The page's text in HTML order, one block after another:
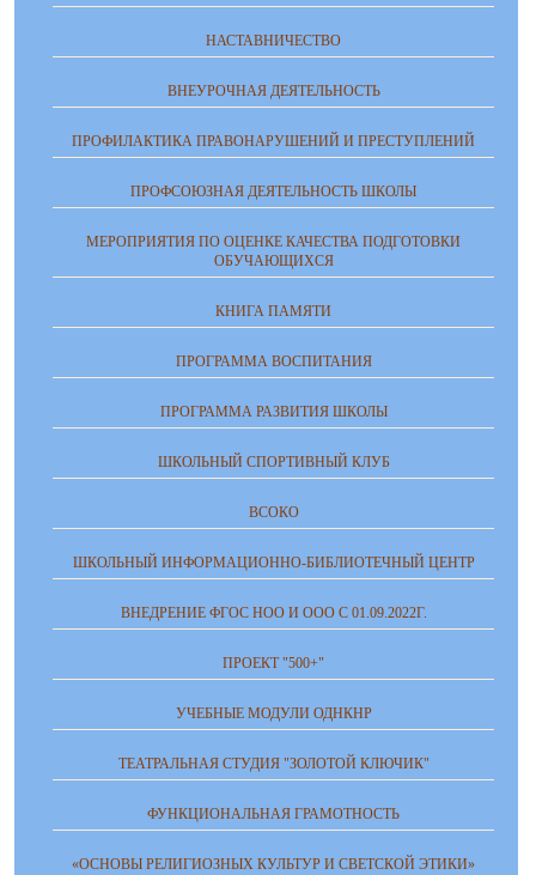
НАСТАВНИЧЕСТВО
ВНЕУРОЧНАЯ ДЕЯТЕЛЬНОСТЬ
ПРОФИЛАКТИКА ПРАВОНАРУШЕНИЙ И ПРЕСТУПЛЕНИЙ
ПРОФСОЮЗНАЯ ДЕЯТЕЛЬНОСТЬ ШКОЛЫ
МЕРОПРИЯТИЯ ПО ОЦЕНКЕ КАЧЕСТВА ПОДГОТОВКИ
ОБУЧАЮЩИХСЯ
КНИГА ПАМЯТИ
ПРОГРАММА ВОСПИТАНИЯ
ПРОГРАММА РАЗВИТИЯ ШКОЛЫ
ШКОЛЬНЫЙ СПОРТИВНЫЙ КЛУБ
ВСОКО
ШКОЛЬНЫЙ ИНФОРМАЦИОННО-БИБЛИОТЕЧНЫЙ ЦЕНТР
ВНЕДРЕНИЕ ФГОС НОО И ООО С 01.09.2022Г.
ПРОЕКТ "500+"
УЧЕБНЫЕ МОДУЛИ ОДНКНР
ТЕАТРАЛЬНАЯ СТУДИЯ "ЗОЛОТОЙ КЛЮЧИК"
ФУНКЦИОНАЛЬНАЯ ГРАМОТНОСТЬ
«ОСНОВЫ РЕЛИГИОЗНЫХ КУЛЬТУР И СВЕТСКОЙ ЭТИКИ»